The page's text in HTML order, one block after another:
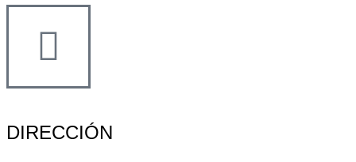
DIRECCIÓN